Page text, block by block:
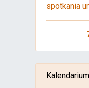
spotkania
Kalendarium